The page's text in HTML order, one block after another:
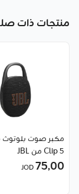
منتجات ذات
مكبر صوت
Clip 5 من JBL
75٫00